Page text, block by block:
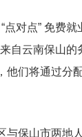
对点” 免费就
自云南保山的
他们将通过分
保山市两地